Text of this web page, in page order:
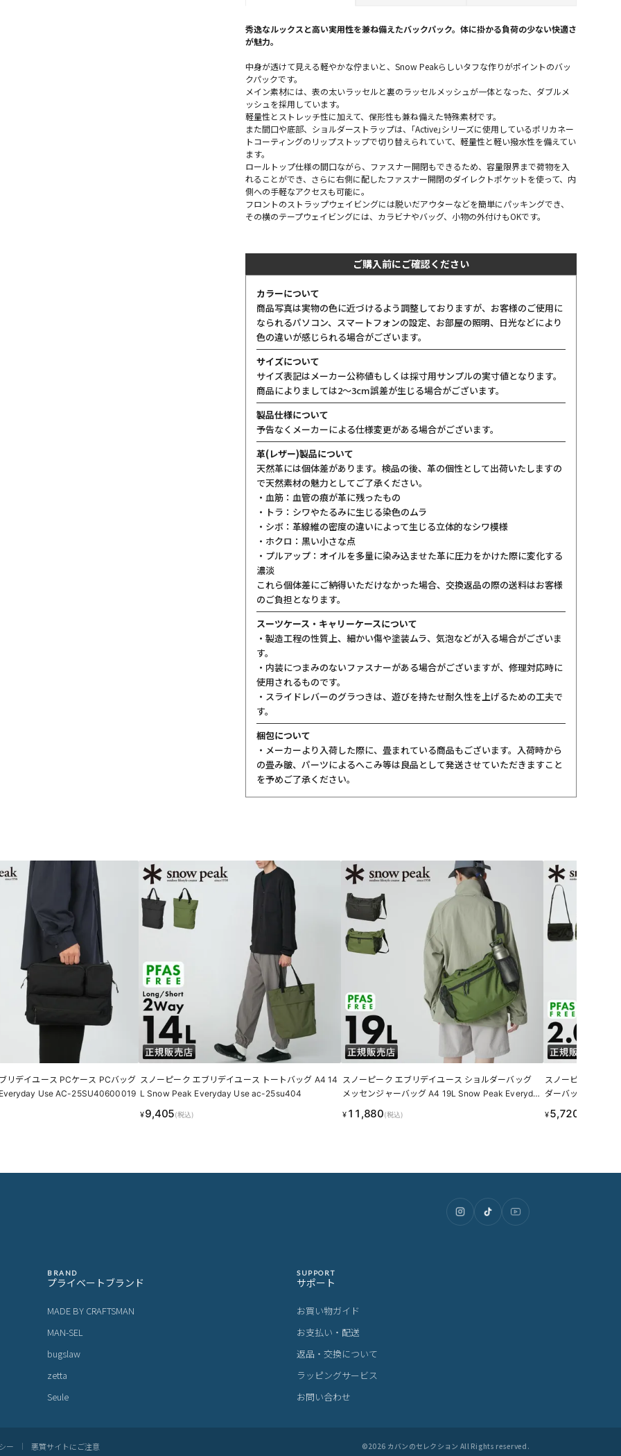
秀逸なルックスと高い実用性を兼ね備えたバックパック。体に掛かる負荷の少ない快適さ
が魅力。
中身が透けて見える軽やかな佇まいと、Snow Peakらしいタフな作りがポイントのバッ
クパックです。
メイン素材には、表の太いラッセルと裏のラッセルメッシュが一体となった、ダブルメ
ッシュを採用しています。
軽量性とストレッチ性に加えて、保形性も兼ね備えた特殊素材です。
また間口や底部、ショルダーストラップは、｢Active｣シリーズに使用しているポリカネー
トコーティングのリップストップで切り替えられていて、軽量性と軽い撥水性を備えてい
ます。
ロールトップ仕様の間口ながら、ファスナー開閉もできるため、容量限界まで荷物を入
れることができ、さらに右側に配したファスナー開閉のダイレクトポケットを使って、内
側への手軽なアクセスも可能に。
フロントのストラップウェイビングには脱いだアウターなどを簡単にパッキングでき、
その横のテープウェイビングには、カラビナやバッグ、小物の外付けもOKです。
ご購入前にご確認ください
カラーについて
商品写真は実物の色に近づけるよう調整しておりますが、お客様のご使用に
なられるパソコン、スマートフォンの設定、お部屋の照明、日光などにより
色の違いが感じられる場合がございます。
サイズについて
サイズ表記はメーカー公称値もしくは採寸用サンプルの実寸値となります。
商品によりましては2〜3cm誤差が生じる場合がございます。
製品仕様について
予告なくメーカーによる仕様変更がある場合がございます。
革(レザー)製品について
天然革には個体差があります。検品の後、革の個性として出荷いたしますの
で天然素材の魅力としてご了承ください。
・血筋：血管の痕が革に残ったもの
・トラ：シワやたるみに生じる染色のムラ
・シボ：革線維の密度の違いによって生じる立体的なシワ模様
・ホクロ：黒い小さな点
・プルアップ：オイルを多量に染み込ませた革に圧力をかけた際に変化する
濃淡
これら個体差にご納得いただけなかった場合、交換返品の際の送料はお客様
のご負担となります。
スーツケース・キャリーケースについて
・製造工程の性質上、細かい傷や塗装ムラ、気泡などが入る場合がございま
す。
・内装につまみのないファスナーがある場合がございますが、修理対応時に
使用されるものです。
・スライドレバーのグラつきは、遊びを持たせ耐久性を上げるための工夫で
す。
梱包について
・メーカーより入荷した際に、畳まれている商品もございます。入荷時から
の畳み皺、パーツによるへこみ等は良品として発送させていただきますこと
を予めご了承ください。
リデイユース PCケース PCバッグ
Use AC-25SU40600019
スノーピーク エブリデイユース トートバッグ A4 14
L Snow Peak Everyday Use ac-25su404
¥9,405(税込)
スノーピーク エブリデイユース ショルダーバッグ
メッセンジャーバッグ A4 19L Snow Peak Everyda
y Use ac-25su403
¥ 11,880(税込)
スノーピーク エブ
ダーバッグ アウト
ay Use AC-
¥5,720
BRAND
プライベートブランド
MADE BY CRAFTSMAN
MAN-SEL
bugslaw
zetta
Seule
SUPPORT
サポート
お買い物ガイド
お支払い・配送
返品・交換について
ラッピングサービス
お問い合わせ
ー 悪質サイトにご注意 ©2026 カバンのセレクション All Rights reserved.